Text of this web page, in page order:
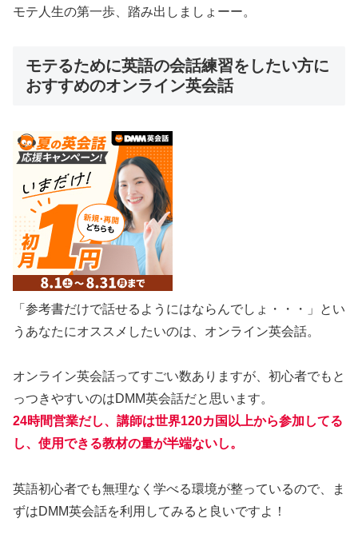
モテ人生の第一歩、踏み出しましょーー。
モテるために英語の会話練習をしたい方に
おすすめのオンライン英会話
「参考書だけで話せるようにはならんでしょ・・・」とい
うあなたにオススメしたいのは、オンライン英会話。
オンライン英会話ってすごい数ありますが、初心者でもと
っつきやすいのはDMM英会話だと思います。
24時間営業だし、講師は世界120カ国以上から参加してる
し、使用できる教材の量が半端ないし。
英語初心者でも無理なく学べる環境が整っているので、ま
ずはDMM英会話を利用してみると良いですよ！